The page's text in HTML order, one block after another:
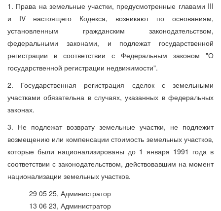
1. Права на земельные участки, предусмотренные главами III
и IV настоящего Кодекса, возникают по основаниям,
установленным гражданским законодательством,
федеральными законами, и подлежат государственной
регистрации в соответствии с Федеральным законом "О
государственной регистрации недвижимости".
2. Государственная регистрация сделок с земельными
участками обязательна в случаях, указанных в федеральных
законах.
3. Не подлежат возврату земельные участки, не подлежит
возмещению или компенсации стоимость земельных участков,
которые были национализированы до 1 января 1991 года в
соответствии с законодательством, действовавшим на момент
национализации земельных участков.
29 05 25, Администратор
13 06 23, Администратор